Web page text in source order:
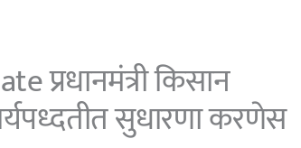
प्रधानमंत्री किसान
सुधारणा करणेस